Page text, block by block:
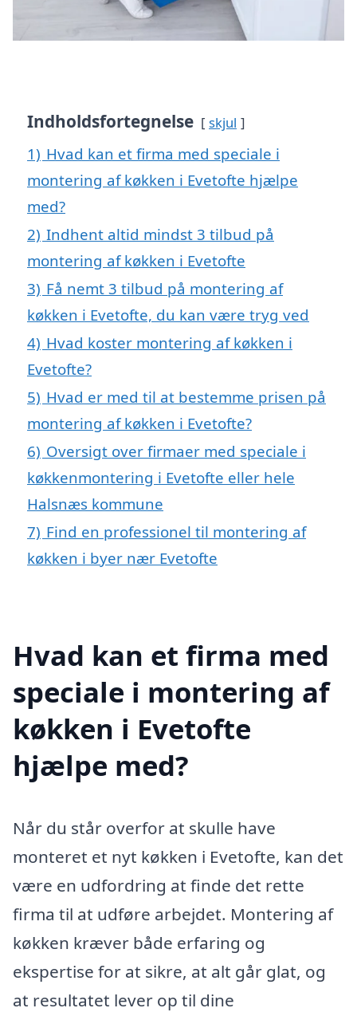
Indholdsfortegnelse skjul
1) Hvad kan et firma med speciale i
montering af køkken i Evetofte hjælpe
med?
2) Indhent altid mindst 3 tilbud på
montering af køkken i Evetofte
3) Få nemt 3 tilbud på montering af
køkken i Evetofte, du kan være tryg ved
4) Hvad koster montering af køkken i
Evetofte?
5) Hvad er med til at bestemme prisen på
montering af køkken i Evetofte?
6) Oversigt over firmaer med speciale i
køkkenmontering i Evetofte eller hele
Halsnæs kommune
7) Find en professionel til montering af
køkken i byer nær Evetofte
Hvad kan et firma med
speciale i montering af
køkken i Evetofte
hjælpe med?
Når du står overfor at skulle have
monteret et nyt køkken i Evetofte, kan det
være en udfordring at finde det rette
firma til at udføre arbejdet. Montering af
køkken kræver både erfaring og
ekspertise for at sikre, at alt går glat, og
at resultatet lever op til dine